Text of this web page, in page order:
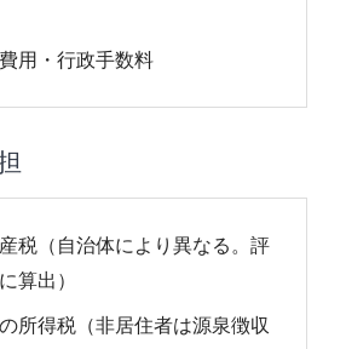
用・行政手数料
税（自治体により異なる。評
算出）
所得税（非居住者は源泉徴収